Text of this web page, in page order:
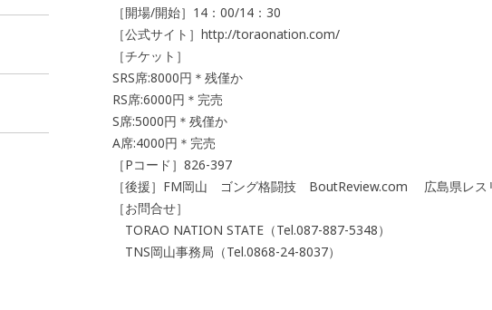
［開場/開始］14：00/14：30
［公式サイト］http://toraonation.com/
［チケット］
SRS席:8000円＊残僅か
RS席:6000円＊完売
S席:5000円＊残僅か
A席:4000円＊完売
［Pコード］826-397
［後援］FM岡山 ゴング格闘技 BoutReview.com 広島県レス
［お問合せ］
TORAO NATION STATE（Tel.087-887-5348）
TNS岡山事務局（Tel.0868-24-8037）